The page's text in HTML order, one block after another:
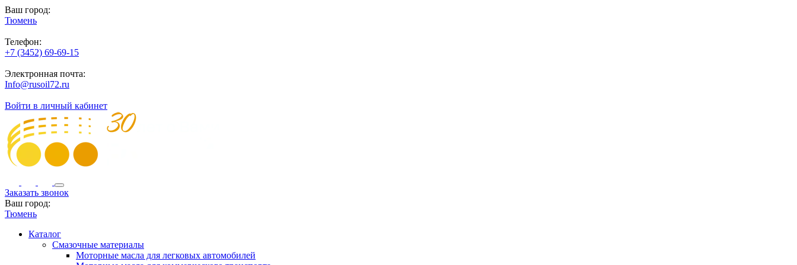
Ваш город:
Тюмень
Телефон:
+7 (3452) 69-69-15
Электронная почта:
Info@rusoil72.ru
Войти в личный кабинет
Заказать звонок
Ваш город:
Тюмень
Каталог
Смазочные материалы
Моторные масла для легковых автомобилей